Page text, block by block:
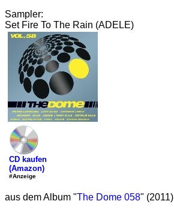
Sampler:
Set Fire To The Rain (ADELE)
CD kaufen
(Amazon)
#Anzeige
aus dem Album "The Dome 058" (2011)